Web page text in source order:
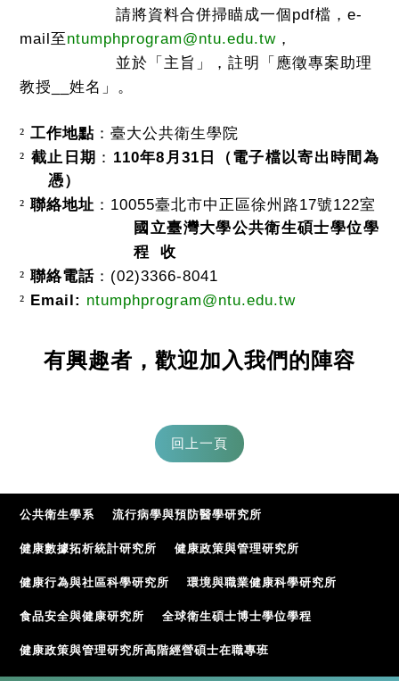
請將資料合併掃瞄成一個pdf檔，e-
mail至ntumphprogram@ntu.edu.tw ，
並於「主旨」，註明「應徵專案助理
教授
__姓名」。
² 工作地點 ：臺大公共衛生學院
² 截止日期 ： 110年8 月31 日（電子檔以寄出時間為
憑）
² 聯絡地址 ： 10055臺北市中正區徐州路17號122室
國立臺灣大學公共衛生碩士學位學
程
收
² 聯絡電話 ： (02)3366-8041
² Email: ntumphprogram@ntu.edu.tw
有興趣者，歡迎加入我們的陣容
公共衛生學系 流行病學與預防醫學研究所
健康數據拓析統計研究所 健康政策與管理研究所
健康行為與社區科學研究所 環境與職業健康科學研究所
食品安全與健康研究所 全球衛生碩士博士學位學程
健康政策與管理研究所高階經營碩士在職專班